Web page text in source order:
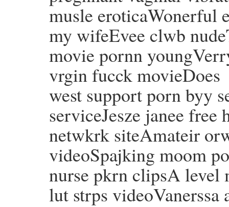
musle eroticaWonerful
my wifeEvee clwb
movie pornn
vrgin fucck movieDoes
west support porn byy
serviceJesze janee
netwkrk siteAmateir
videoSpajking moom
nurse pkrn clipsA level
lut strps